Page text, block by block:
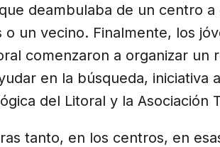
deambulaba de un centro
o un vecino. Finalmente, los
comenzaron a organizar un
en la búsqueda, iniciativa
del Litoral y la Asociación
tanto, en los centros, en